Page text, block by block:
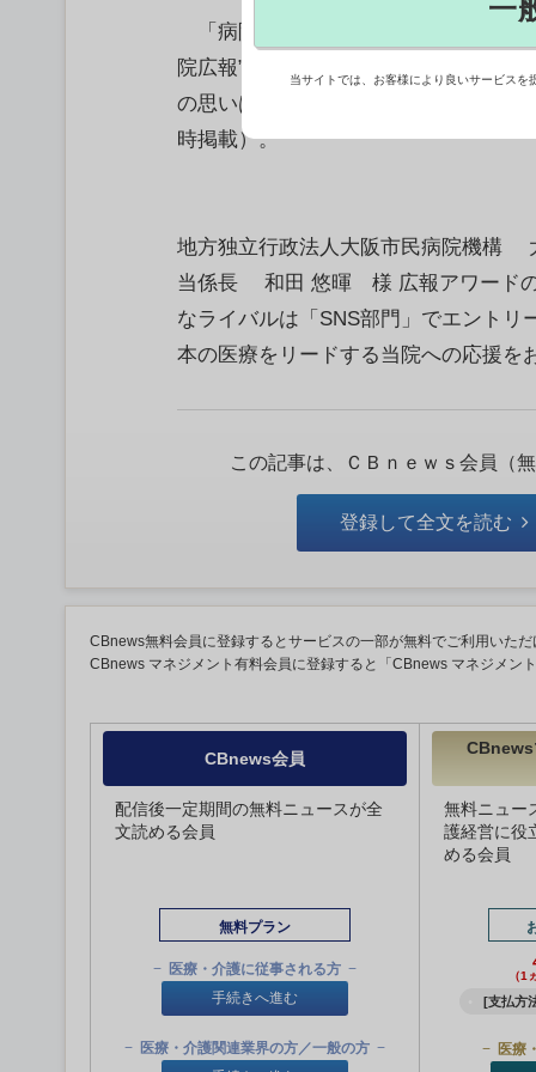
「病院広報アワード2025」大賞を目
院広報”の頂点を決める7月16日のフ
の思いは熱い。今年で3回目を迎える
時掲載）。
地方独立行政法人大阪市民病院機構
当係長 和田 悠暉 様 広報アワードの
なライバルは「SNS部門」でエントリ
本の医療をリードする当院への応援を
この記事は、ＣＢｎｅｗｓ会員（
登録して全文を読む
CBnews無料会員に登録するとサービスの一部が無料でご利用いただ
CBnews マネジメント有料会員に登録すると「CBnews マネジメン
CBnews会員
配信後一定期間の無料ニュースが全
文読める会員
無料プラン
医療・介護に従事される方
手続きへ進む
医療・介護関連業界の方／一般の方
CBnews
無料ニュー
護経営に役
める会員
（1
[支払方
医療
一
当サイトでは、お客様により良いサービス